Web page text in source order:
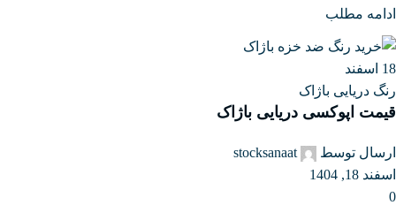
ادامه مطلب
18 اسفند
رنگ دریایی باژاک
قیمت اپوکسی دریایی باژاک
ارسال توسط
stocksanaat
اسفند 18, 1404
0